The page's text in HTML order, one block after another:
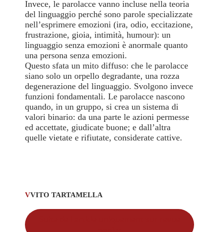
Invece, le parolacce vanno incluse nella teoria
del linguaggio perché sono parole specializzate
nell’esprimere emozioni (ira, odio, eccitazione,
frustrazione, gioia, intimità, humour): un
linguaggio senza emozioni è anormale quanto
una persona senza emozioni.
Questo sfata un mito diffuso: che le parolacce
siano solo un orpello degradante, una rozza
degenerazione del linguaggio. Svolgono invece
funzioni fondamentali. Le parolacce nascono
quando, in un gruppo, si crea un sistema di
valori binario: da una parte le azioni permesse
ed accettate, giudicate buone; e dall’altra
quelle vietate e rifiutate, considerate cattive.
VVITO TARTAMELLA